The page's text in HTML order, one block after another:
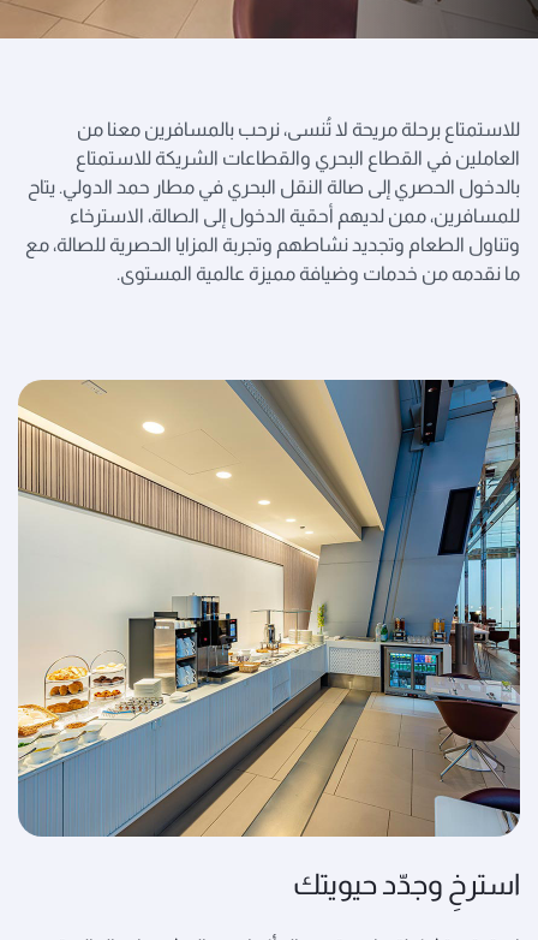
للاستمتاع برحلة مريحة لا تُنسى، نرحب بالمسافرين معنا من
العاملين في القطاع البحري والقطاعات الشريكة للاستمتاع
بالدخول الحصري إلى صالة النقل البحري في مطار حمد الدولي. يتاح
للمسافرين، ممن لديهم أحقية الدخول إلى الصالة، الاسترخاء
وتناول الطعام وتجديد نشاطهم وتجربة المزايا الحصرية للصالة، مع
ما نقدمه من خدمات وضيافة مميزة عالمية المستوى.
استرخِ وجدّد حيويتك